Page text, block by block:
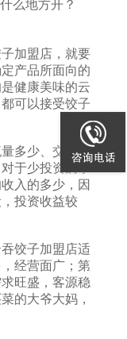
加盟店，就要
产品所面向的
健康美味的云
可以接受饺子
多少、交通是
于少投资的小
入的多少，因
投资收益较
饺子加盟店适
经营面广；第
旺盛，客源稳
的大爷大妈，